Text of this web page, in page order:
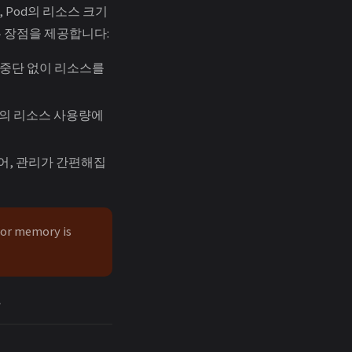
Pod의 리소스 크기
점을 제공합니다:
단 없이 리소스를
리소스 사용량에
, 관리가 간편해집
memory is